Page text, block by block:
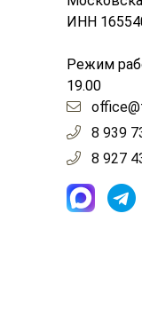
ИНН
Режим
19.00
8 939
8 927